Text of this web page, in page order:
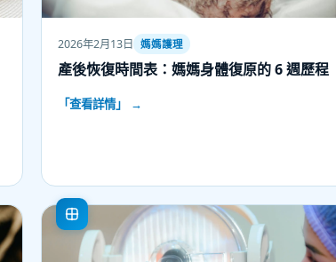
2026年2月13日 媽媽護理
產後恢復時間表：媽媽身體復原的 6 週歷程
「查看詳情」 →